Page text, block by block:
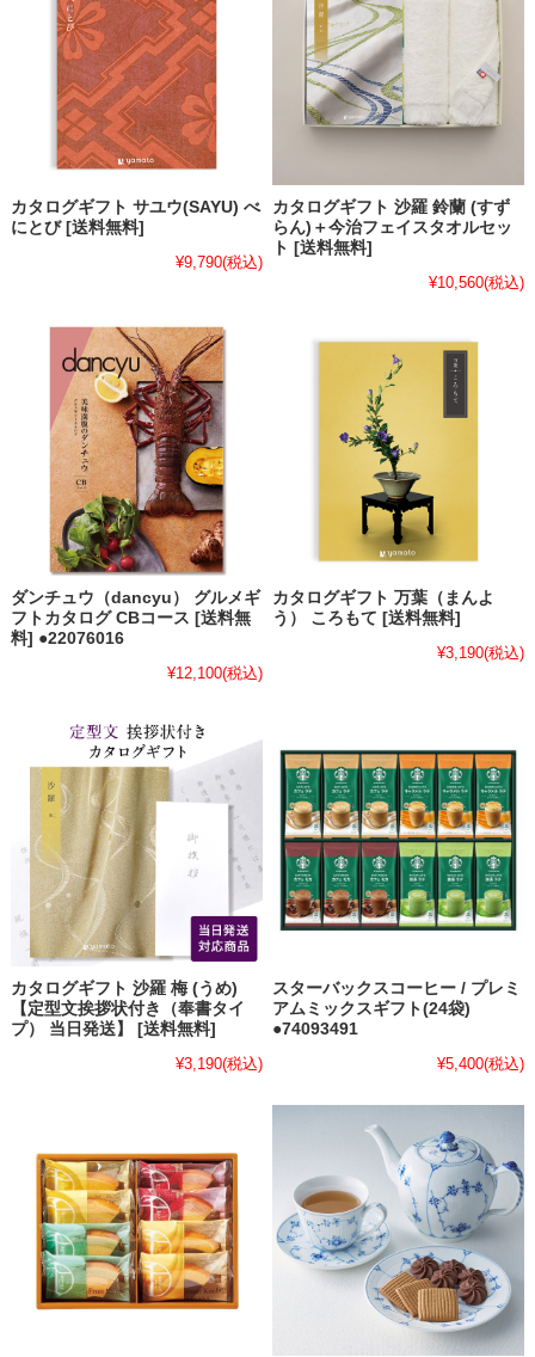
カタログギフト サユウ(SAYU) べ
にとび [送料無料]
¥9,790(税込)
カタログギフト 沙羅 鈴蘭 (すず
らん)＋今治フェイスタオルセッ
ト [送料無料]
¥10,560(税込)
ダンチュウ（dancyu） グルメギ
フトカタログ CBコース [送料無
料] ●22076016
¥12,100(税込)
カタログギフト 万葉（まんよ
う） ころもて [送料無料]
¥3,190(税込)
カタログギフト 沙羅 梅 (うめ)
【定型文挨拶状付き（奉書タイ
プ） 当日発送】 [送料無料]
¥3,190(税込)
スターバックスコーヒー / プレミ
アムミックスギフト(24袋)
●74093491
¥5,400(税込)